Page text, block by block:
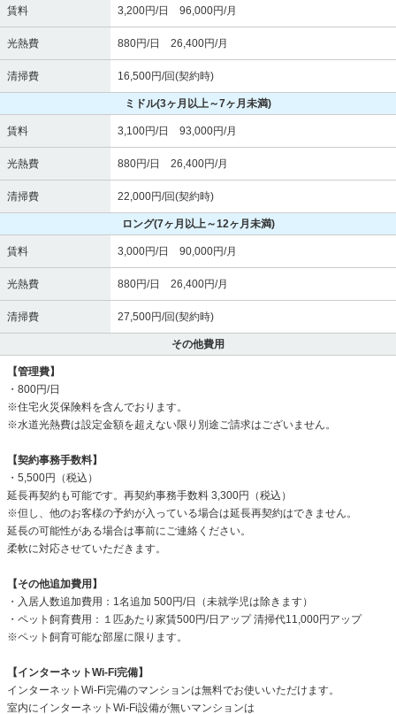
賃料 3,200円/日 96,000円/月
光熱費 880円/日 26,400円/月
清掃費 16,500円/回(契約時)
ミドル(3ヶ月以上～7ヶ月未満)
賃料 3,100円/日 93,000円/月
光熱費 880円/日 26,400円/月
清掃費 22,000円/回(契約時)
ロング(7ヶ月以上～12ヶ月未満)
賃料 3,000円/日 90,000円/月
光熱費 880円/日 26,400円/月
清掃費 27,500円/回(契約時)
その他費用
【管理費】
・800円/日
※住宅火災保険料を含んでおります。
※水道光熱費は設定金額を超えない限り別途ご請求はございません。
【契約事務手数料】
・5,500円（税込）
延長再契約も可能です。再契約事務手数料 3,300円（税込）
※但し、他のお客様の予約が入っている場合は延長再契約はできません。
延長の可能性がある場合は事前にご連絡ください。
柔軟に対応させていただきます。
【その他追加費用】
・入居人数追加費用：1名追加 500円/日（未就学児は除きます）
・ペット飼育費用：１匹あたり家賃500円/日アップ 清掃代11,000円アップ
※ペット飼育可能な部屋に限ります。
【インターネットWi-Fi完備】
インターネットWi-Fi完備のマンションは無料でお使いいただけます。
室内にインターネットWi-Fi設備が無いマンションは